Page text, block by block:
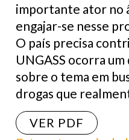
importante ator no
engajar-se nesse
O país precisa
UNGASS ocorra
sobre o tema em
drogas que
VER PDF